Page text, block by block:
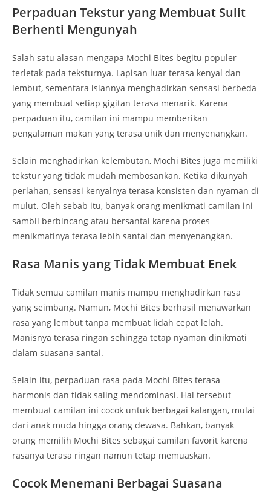
Perpaduan Tekstur yang Membuat Sulit
Berhenti Mengunyah
Salah satu alasan mengapa Mochi Bites begitu populer
terletak pada teksturnya. Lapisan luar terasa kenyal dan
lembut, sementara isiannya menghadirkan sensasi berbeda
yang membuat setiap gigitan terasa menarik. Karena
perpaduan itu, camilan ini mampu memberikan
pengalaman makan yang terasa unik dan menyenangkan.
Selain menghadirkan kelembutan, Mochi Bites juga memiliki
tekstur yang tidak mudah membosankan. Ketika dikunyah
perlahan, sensasi kenyalnya terasa konsisten dan nyaman di
mulut. Oleh sebab itu, banyak orang menikmati camilan ini
sambil berbincang atau bersantai karena proses
menikmatinya terasa lebih santai dan menyenangkan.
Rasa Manis yang Tidak Membuat Enek
Tidak semua camilan manis mampu menghadirkan rasa
yang seimbang. Namun, Mochi Bites berhasil menawarkan
rasa yang lembut tanpa membuat lidah cepat lelah.
Manisnya terasa ringan sehingga tetap nyaman dinikmati
dalam suasana santai.
Selain itu, perpaduan rasa pada Mochi Bites terasa
harmonis dan tidak saling mendominasi. Hal tersebut
membuat camilan ini cocok untuk berbagai kalangan, mulai
dari anak muda hingga orang dewasa. Bahkan, banyak
orang memilih Mochi Bites sebagai camilan favorit karena
rasanya terasa ringan namun tetap memuaskan.
Cocok Menemani Berbagai Suasana